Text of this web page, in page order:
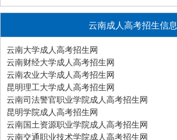
云南成人高考招生信息
云南大学成人高考招生网
云南财经大学成人高考招生网
云南农业大学成人高考招生网
昆明理工大学成人高考招生网
云南司法警官职业学院成人高考招生网
昆明学院成人高考招生网
云南国土资源职业学院成人高考招生网
云南交通职业技术学院成人高考招生网